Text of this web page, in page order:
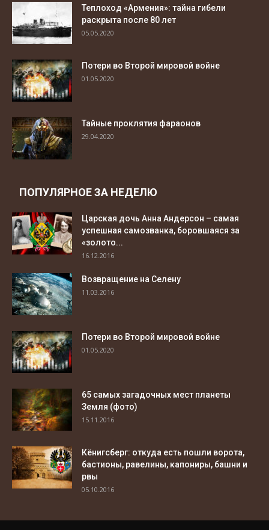
Теплоход «Армения»: тайна гибели
раскрыта после 80 лет
05.05.2020
Потери во Второй мировой войне
01.05.2020
Тайные проклятия фараонов
29.04.2020
ПОПУЛЯРНОЕ ЗА НЕДЕЛЮ
Царская дочь Анна Андерсон – самая
успешная самозванка, боровшаяся за
«золото...
16.12.2016
Возвращение на Селену
11.03.2016
Потери во Второй мировой войне
01.05.2020
65 самых загадочных мест планеты
Земля (фото)
15.11.2016
Кёнигсберг: откуда есть пошли ворота,
бастионы, равелины, капониры, башни и
рвы
05.10.2016